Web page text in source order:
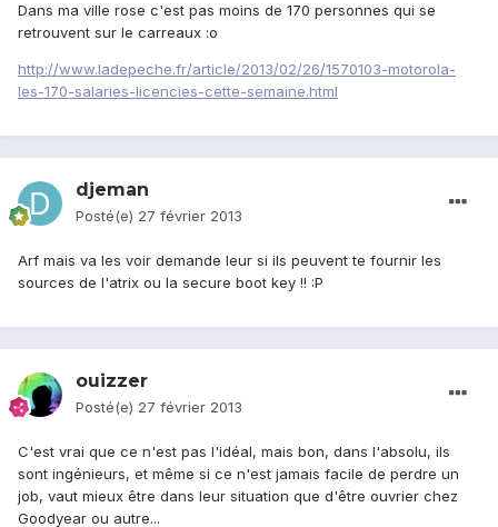
Dans ma ville rose c'est pas moins de 170 personnes qui se
retrouvent sur le carreaux :o
http://www.ladepeche.fr/article/2013/02/26/1570103-motorola-
les-170-salaries-licencies-cette-semaine.html
djeman
Posté(e) 27 février 2013
Arf mais va les voir demande leur si ils peuvent te fournir les
sources de l'atrix ou la secure boot key !! :P
ouizzer
Posté(e) 27 février 2013
C'est vrai que ce n'est pas l'idéal, mais bon, dans l'absolu, ils
sont ingénieurs, et même si ce n'est jamais facile de perdre un
job, vaut mieux être dans leur situation que d'être ouvrier chez
Goodyear ou autre...